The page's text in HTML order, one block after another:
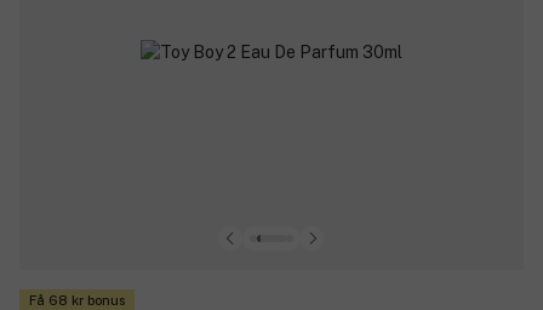
Få 68 kr bonus